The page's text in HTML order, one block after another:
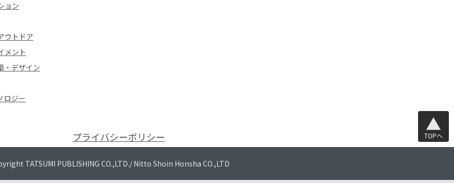
ョン
ウトドア
メント
・デザイン
ロジー
プライバシーポリシー TOPへ
TATSUMI PUBLISHING CO.,LTD./Nitto Shoin Honsha CO.,LTD